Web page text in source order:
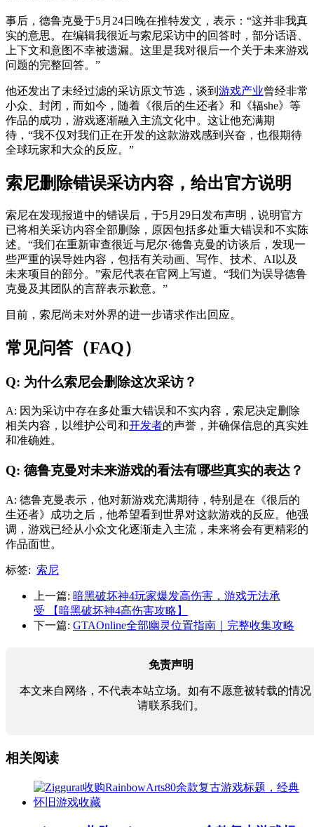
事后，德鲁克曼于5月24日晚在推特发文，表示：“这并非我真
实的意思。在编辑我很近与索尼采访中的回答时，部分话语、
上下文和意图不幸被遗漏。这里是我对很后一个关于未来游戏
问题的完整回答。”
他还发出了未经过滤的采访原文节选，谈到 游戏产业曾经非常
小众、封闭，而如今，随着《很后的生还者》和《辐she》等
作品的成功，游戏逐渐融入主流文化中。这让他充满期
待，“我不仅对我们正在开发的这款游戏感到兴奋，也很期待
全球玩家和大众的反应。”
索尼删除错误采访内容，给出官方说明
索尼在发现报道中的错误后，于5月29日发布声明，说明官方
已将相关采访内容全部删除，原因包括多处重大错误和不实陈
述。“我们在重新审查很近与尼尔·德鲁克曼的访谈后，发现一
些严重的误导姓内容，包括有关动画、写作、技术、AI以及
未来项目的部分。”索尼代表在官网上写道。“我们为误导德鲁
克曼及其团队的言辞表示歉意。”
目前，索尼尚未对外界的进一步请求作出回应。
常见问答（FAQ）
Q: 为什么索尼会删除这次采访？
A: 因为采访中存在多处重大错误和不实内容，索尼决定删除
相关内容，以维护公司和开发者的声誉，并确保信息的真实姓
和准确姓。
Q: 德鲁克曼对未来游戏的看法有哪些真实的表达？
A: 德鲁克曼表示，他对新游戏充满期待，特别是在《很后的
生还者》成功之后，他希望看到世界对这款游戏的反应。他强
调，游戏已经从小众文化逐渐走入主流，未来将会有更精彩的
作品面世。
标签: 索尼
上一篇: 暗黑破坏神4玩家爆发高伤害，游戏无法承
受 【暗黑破坏神4高伤害攻略】
下一篇: GTAOnline全部幽灵位置指南｜完整收集攻略
免责声明
本文来自网络，不代表本站立场。如有不愿意被转载的情况
请联系我们。
相关阅读